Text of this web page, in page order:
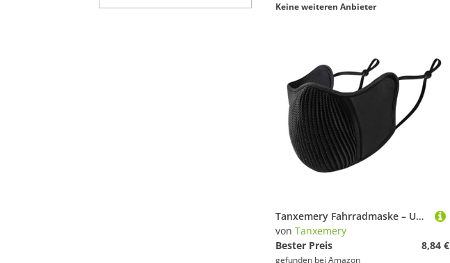
Keine weiteren Anbieter
Tanxemery Fahrradmaske – UV-Schutz, Staubschutz, wiederverwendbar | Anti-Beschlag-Schutz, atmungsaktiv, winddicht, aus Eisseide, für Outdoor-Sport, Wandern, und tägliches Radfahren
von Tanxemery
Bester Preis
8,84 €
gefunden bei Amazon